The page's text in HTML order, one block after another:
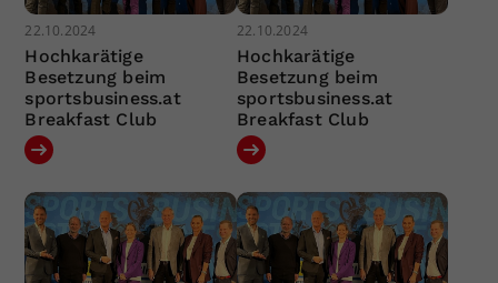
22.10.2024
Hochkarätige
Besetzung beim
sportsbusiness.at
Breakfast Club
22.10.2024
Hochkarätige
Besetzung beim
sportsbusiness.at
Breakfast Club